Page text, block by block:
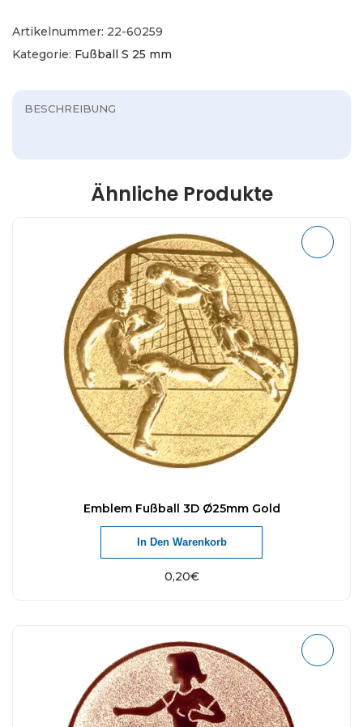
Artikelnummer: 22-60259
Kategorie: Fußball S 25 mm
BESCHREIBUNG
Ähnliche Produkte
Emblem Fußball 3D Ø25mm Gold
0,20€
In Den Warenkorb